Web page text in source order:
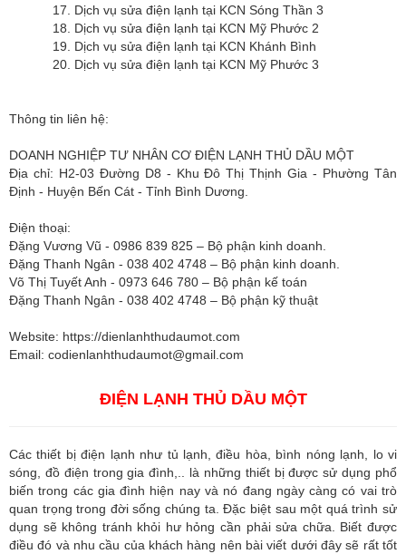
17. Dịch vụ sửa điện lạnh tại KCN Sóng Thần 3
18. Dịch vụ sửa điện lạnh tại KCN Mỹ Phước 2
19. Dịch vụ sửa điện lạnh tại KCN Khánh Bình
20. Dịch vụ sửa điện lạnh tại KCN Mỹ Phước 3
Thông tin liên hệ:
DOANH NGHIỆP TƯ NHÂN CƠ ĐIỆN LẠNH THỦ DẦU MỘT
Địa chỉ: H2-03 Đường D8 - Khu Đô Thị Thịnh Gia - Phường Tân
Định - Huyện Bến Cát - Tỉnh Bình Dương.
Điện thoại:
Đặng Vương Vũ - 0986 839 825 – Bộ phận kinh doanh.
Đặng Thanh Ngân - 038 402 4748 – Bộ phận kinh doanh.
Võ Thị Tuyết Anh - 0973 646 780 – Bộ phận kế toán
Đặng Thanh Ngân - 038 402 4748 – Bộ phận kỹ thuật
Website: https://dienlanhthudaumot.com
Email: codienlanhthudaumot@gmail.com
ĐIỆN LẠNH THỦ DẦU MỘT
Các thiết bị điện lạnh như tủ lạnh, điều hòa, bình nóng lạnh, lo vi
sóng, đồ điện trong gia đình,.. là những thiết bị được sử dụng phổ
biến trong các gia đình hiện nay và nó đang ngày càng có vai trò
quan trọng trong đời sống chúng ta. Đặc biệt sau một quá trình sử
dụng sẽ không tránh khỏi hư hỏng cần phải sửa chữa. Biết được
điều đó và nhu cầu của khách hàng nên bài viết dưới đây sẽ rất tốt